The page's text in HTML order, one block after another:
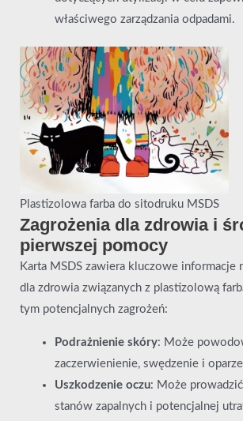
właściwego zarządzania odpadami.
Plastizolowa farba do sitodruku MSDS
Zagrożenia dla zdrowia i
pierwszej pomocy
Karta MSDS zawiera kluczowe informacje
dla zdrowia związanych z plastizolową
tym potencjalnych zagrożeń:
Podrażnienie skóry: Może
zaczerwienienie, swędzenie i
Uszkodzenie oczu: Może
stanów zapalnych i potencjalnej